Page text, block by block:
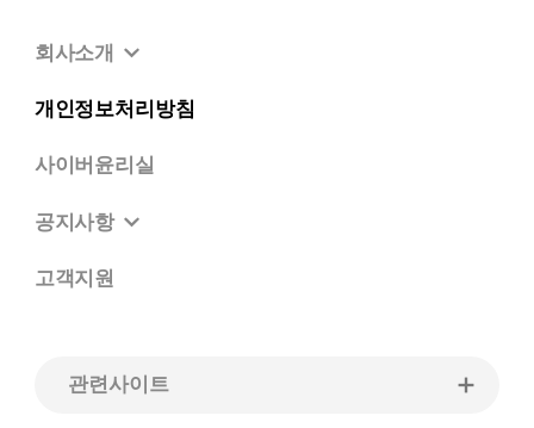
회사소개
개인정보처리방침
사이버윤리실
공지사항
고객지원
관련사이트